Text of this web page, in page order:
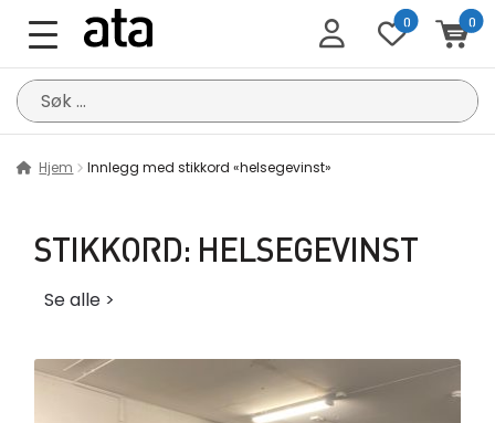
0 0
Søk
etter:
Hjem Innlegg med stikkord «helsegevinst»
STIKKORD: HELSEGEVINST
Se alle >